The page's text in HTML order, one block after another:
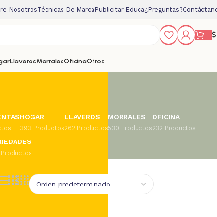
NosotrosTécnicas De MarcaPublicitar Educa¿Preguntas?
$
LlaverosMorralesOficinaOtros
HOGAR
393 Productos
LLAVEROS
262 Productos
MORRALES
530 Productos
OFICINA
232 Productos
Productos